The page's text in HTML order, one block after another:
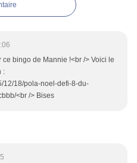
bingo de Mannie !<br /> Voici le
:
12/18/pola-noel-defi-8-du-
<br /> Bises